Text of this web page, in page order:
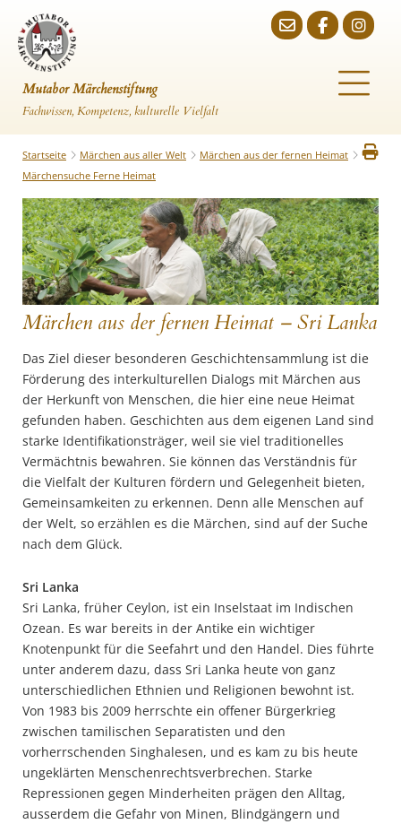
Mutabor Märchenstiftung
Fachwissen, Kompetenz, kulturelle Vielfalt
Startseite Märchen aus aller Welt
Märchen aus der fernen Heimat
Märchensuche Ferne Heimat
Märchen aus der fernen Heimat – Sri Lanka
Das Ziel dieser besonderen Geschichtensammlung ist die
Förderung des interkulturellen Dialogs mit Märchen aus
der Herkunft von Menschen, die hier eine neue Heimat
gefunden haben. Geschichten aus dem eigenen Land sind
starke Identifikationsträger, weil sie viel traditionelles
Vermächtnis bewahren. Sie können das Verständnis für
die Vielfalt der Kulturen fördern und Gelegenheit bieten,
Gemeinsamkeiten zu erkennen. Denn alle Menschen auf
der Welt, so erzählen es die Märchen, sind auf der Suche
nach dem Glück.
Sri Lanka
Sri Lanka, früher Ceylon, ist ein Inselstaat im Indischen
Ozean. Es war bereits in der Antike ein wichtiger
Knotenpunkt für die Seefahrt und den Handel. Dies führte
unter anderem dazu, dass Sri Lanka heute von ganz
unterschiedlichen Ethnien und Religionen bewohnt ist.
Von 1983 bis 2009 herrschte ein offener Bürgerkrieg
zwischen tamilischen Separatisten und den
vorherrschenden Singhalesen, und es kam zu bis heute
ungeklärten Menschenrechtsverbrechen. Starke
Repressionen gegen Minderheiten prägen den Alltag,
ausserdem die Gefahr von Minen, Blindgängern und